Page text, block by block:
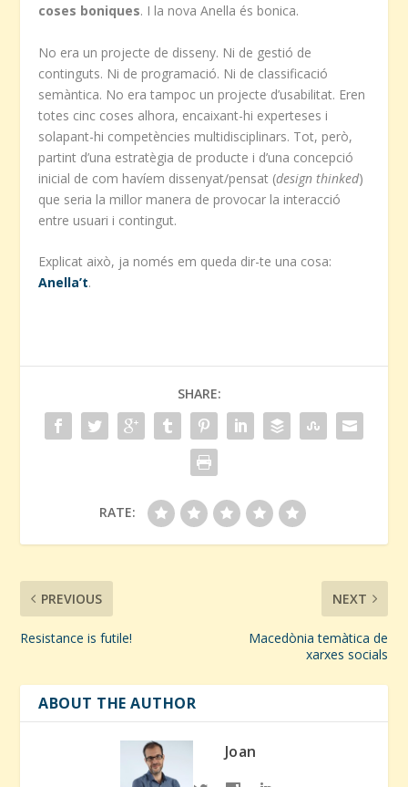
coses boniques. I la nova Anella és bonica.
No era un projecte de disseny. Ni de gestió de
continguts. Ni de programació. Ni de classificació
semàntica. No era tampoc un projecte d’usabilitat. Eren
totes cinc coses alhora, encaixant-hi experteses i
solapant-hi competències multidisciplinars. Tot, però,
partint d’una estratègia de producte i d’una concepció
inicial de com havíem dissenyat/pensat (design thinked)
que seria la millor manera de provocar la interacció
entre usuari i contingut.
Explicat això, ja només em queda dir-te una cosa:
Anella’t.
SHARE:
RATE:
PREVIOUS
Resistance is futile!
NEXT
Macedònia temàtica de
xarxes socials
ABOUT THE AUTHOR
Joan